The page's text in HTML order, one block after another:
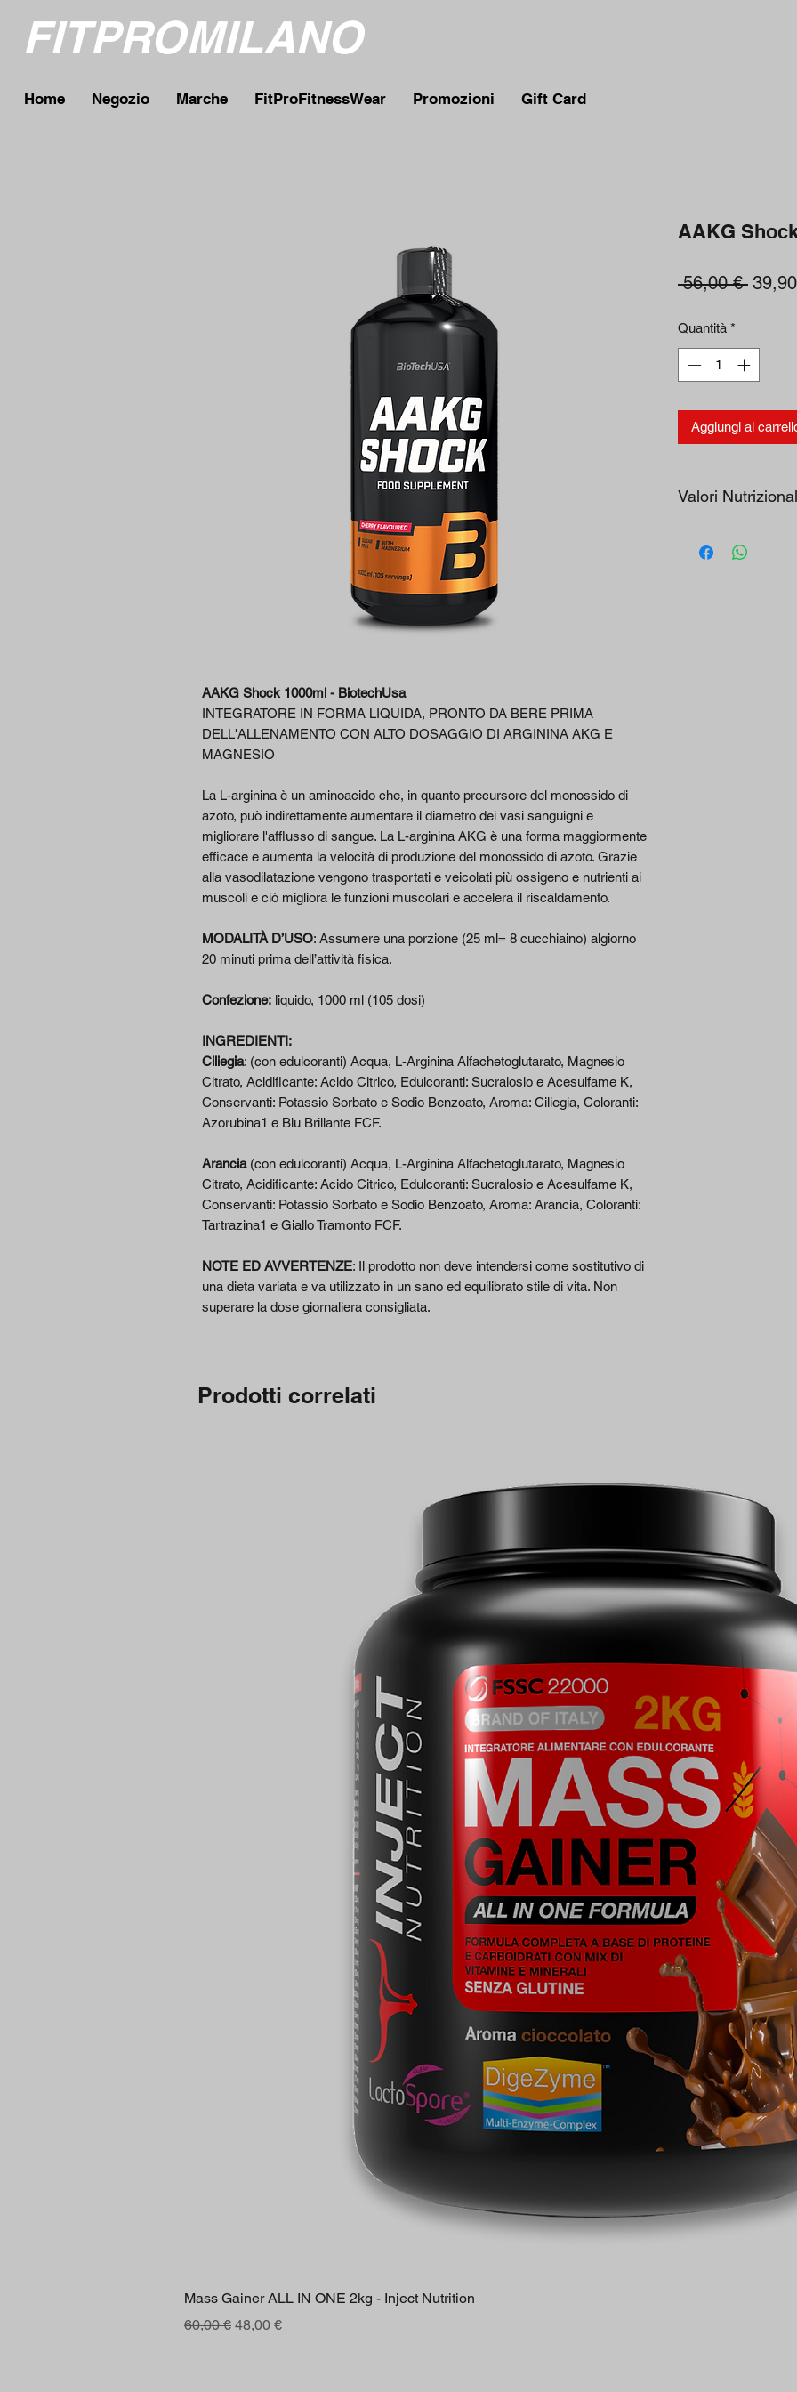
FITPROMILANO
Home Negozio Marche FitProFitnessWear Promozioni Gift Card
AAKG Shock 1000ml - BiotechUsa
INTEGRATORE IN FORMA LIQUIDA, PRONTO DA BERE PRIMA
DELL'ALLENAMENTO CON ALTO DOSAGGIO DI ARGININA AKG E
MAGNESIO
La L-arginina è un aminoacido che, in quanto precursore del monossido di
azoto, può indirettamente aumentare il diametro dei vasi sanguigni e
migliorare l'afflusso di sangue. La L-arginina AKG è una forma maggiormente
efficace e aumenta la velocità di produzione del monossido di azoto. Grazie
alla vasodilatazione vengono trasportati e veicolati più ossigeno e nutrienti ai
muscoli e ciò migliora le funzioni muscolari e accelera il riscaldamento.
MODALITÀ D’USO: Assumere una porzione (25 ml= 8 cucchiaino) algiorno
20 minuti prima dell’attività fisica.
Confezione: liquido, 1000 ml (105 dosi)
INGREDIENTI:
Ciliegia: (con edulcoranti) Acqua, L-Arginina Alfachetoglutarato, Magnesio
Citrato, Acidificante: Acido Citrico, Edulcoranti: Sucralosio e Acesulfame K,
Conservanti: Potassio Sorbato e Sodio Benzoato, Aroma: Ciliegia, Coloranti:
Azorubina1 e Blu Brillante FCF.
Arancia(con edulcoranti) Acqua, L-Arginina Alfachetoglutarato, Magnesio
Citrato, Acidificante: Acido Citrico, Edulcoranti: Sucralosio e Acesulfame K,
Conservanti: Potassio Sorbato e Sodio Benzoato, Aroma: Arancia, Coloranti:
Tartrazina1 e Giallo Tramonto FCF.
NOTE ED AVVERTENZE: Il prodotto non deve intendersi come sostitutivo di
una dieta variata e va utilizzato in un sano ed equilibrato stile di vita. Non
superare la dose giornaliera consigliata.
AAKG
56,00 € Prezzo
Quantità *
Aggiungi al
Valori
Ingredienti
Prodotti correlati
Mass Gainer ALL IN ONE 2kg - Inject Nutrition
Prezzo regolare
60,00 € Prezzo scontato
48,00 €